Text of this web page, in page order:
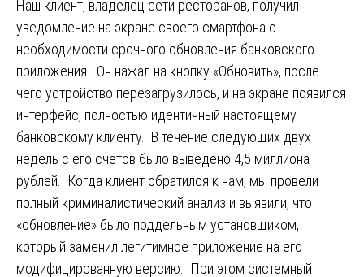
Наш клиент, владелец сети ресторанов, получил
уведомление на экране своего смартфона о
необходимости срочного обновления банковского
приложения. Он нажал на кнопку «Обновить», после
чего устройство перезагрузилось, и на экране появился
интерфейс, полностью идентичный настоящему
банковскому клиенту. В течение следующих двух
недель с его счетов было выведено 4,5 миллиона
рублей. Когда клиент обратился к нам, мы провели
полный криминалистический анализ и выявили, что
«обновление» было поддельным установщиком,
который заменил легитимное приложение на его
модифицированную версию. При этом системный